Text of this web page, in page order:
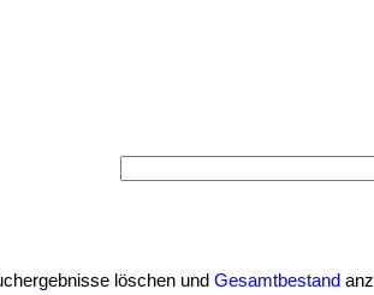
löschen und Gesamtbestand